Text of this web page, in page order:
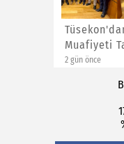
Muafiyeti
2 gün önce